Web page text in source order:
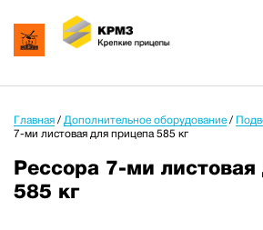
Главная / Дополнительное оборудование /
7-ми листовая для прицепа 585 кг
Рессора 7-ми
585 кг